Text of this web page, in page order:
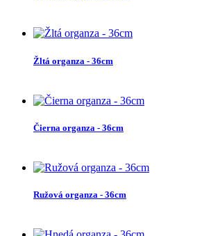
Žltá organza - 36cm
Čierna organza - 36cm
Ružová organza - 36cm